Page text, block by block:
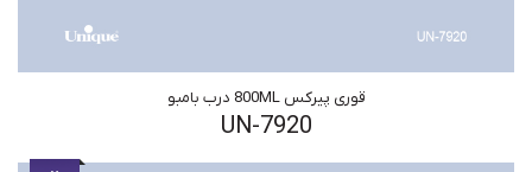
قوری پیرکس 800ML درب بامبو
UN-7920